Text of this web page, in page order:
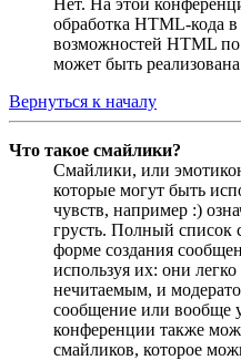
обработка HTML-кода
возможностей HTML
может быть
Вернуться к началу
Что такое смайлики?
Смайлики, или
которые могут быть
чувств, например :)
грусть. Полный список
форме создания
используя их: они
нечитаемым, и
сообщение или вообще
конференции также
смайликов, которое